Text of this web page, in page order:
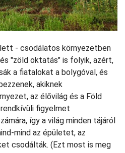
- csodálatos környezetben
"zöld oktatás" is folyik, azért,
a fiatalokat a bolygóval, és
akiknek
az élővilág és a Föld
figyelmet
így a világ minden tájáról
mind az épületet, az
csodálták. (Ezt most is meg